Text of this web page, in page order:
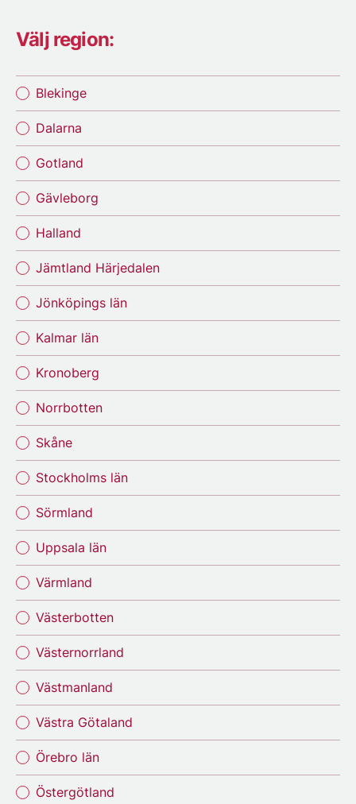
Välj region:
Blekinge
Dalarna
Gotland
Gävleborg
Halland
Jämtland Härjedalen
Jönköpings län
Kalmar län
Kronoberg
Norrbotten
Skåne
Stockholms län
Sörmland
Uppsala län
Värmland
Västerbotten
Västernorrland
Västmanland
Västra Götaland
Örebro län
Östergötland